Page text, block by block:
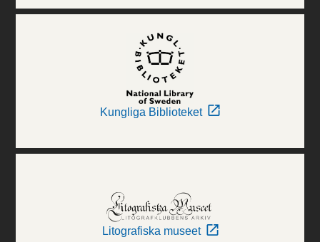
Kungliga Biblioteket
Litografiska museet